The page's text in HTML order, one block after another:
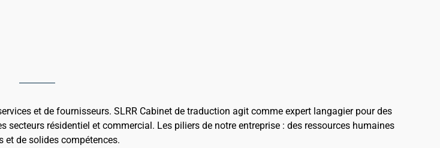
et de fournisseurs. SLRR Cabinet de traduction agit comme expert langagier pour des
résidentiel et commercial. Les piliers de notre entreprise : des ressources humaines
et de solides compétences.